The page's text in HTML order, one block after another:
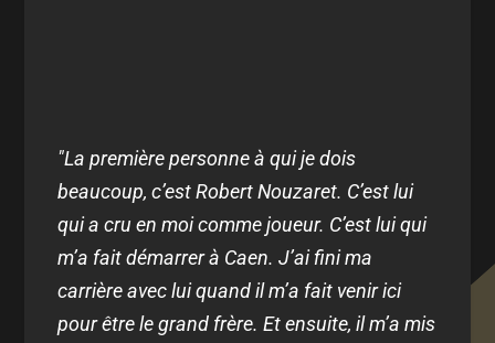
"La première personne à qui je dois
beaucoup, c’est Robert Nouzaret. C’est lui
qui a cru en moi comme joueur. C’est lui qui
m’a fait démarrer à Caen. J’ai fini ma
carrière avec lui quand il m’a fait venir ici
pour être le grand frère. Et ensuite, il m’a mis